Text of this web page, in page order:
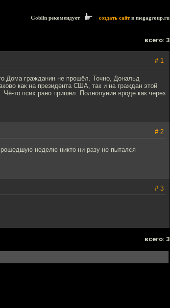
Goblin рекомендует создать сайтв megagroup.ru
всего: 3
# 1
Дома гражданин не прошёл. Точно, Дональд
как на президента США, так и на граждан этой
Чё-то псих рано пришёл. Полнолуние вроде как через
# 2
неделю никто ни разу не пытался
# 3
всего: 3